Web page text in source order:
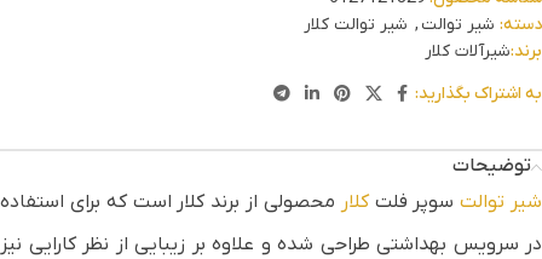
دسته: شیر توالت , شیر توالت کلار
برند:شیرآلات کلار
به اشتراک بگذارید:
توضیحات
شیر توالتسوپر فلتکلار محصولی از برند کلار است که برای استفاده
در سرویس بهداشتی طراحی شده و علاوه بر زیبایی از نظر کارایی نیز